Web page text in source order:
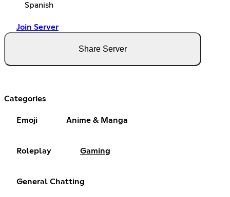
Spanish
Join Server
Share Server
Categories
Emoji Anime & Manga
Roleplay Gaming
General Chatting